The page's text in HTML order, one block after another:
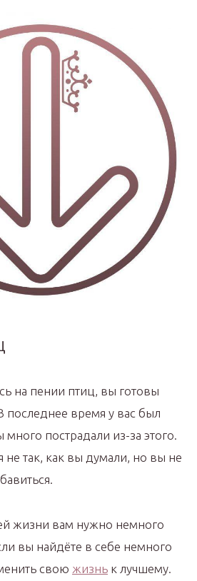
на пении птиц, вы готовы
последнее время у вас был
пострадали из-за этого.
не так, как вы думали, но вы не
жизни вам нужно немного
вы найдёте в себе немного
свою жизнь к лучшему.